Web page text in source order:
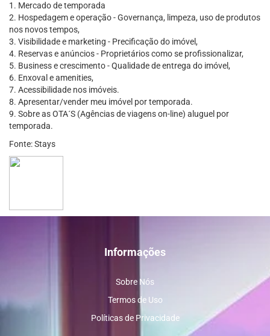
1. Mercado de temporada
2. Hospedagem e operação - Governança, limpeza, uso de produtos
nos novos tempos,
3. Visibilidade e marketing - Precificação do imóvel,
4. Reservas e anúncios - Proprietários como se profissionalizar,
5. Business e crescimento - Qualidade de entrega do imóvel,
6. Enxoval e amenities,
7. Acessibilidade nos imóveis.
8. Apresentar/vender meu imóvel por temporada.
9. Sobre as OTA´S (Agências de viagens on-line) aluguel por
temporada.
Fonte: Stays
Informações
Sobre Nós
Termos de Uso
Políticas de Privacidade